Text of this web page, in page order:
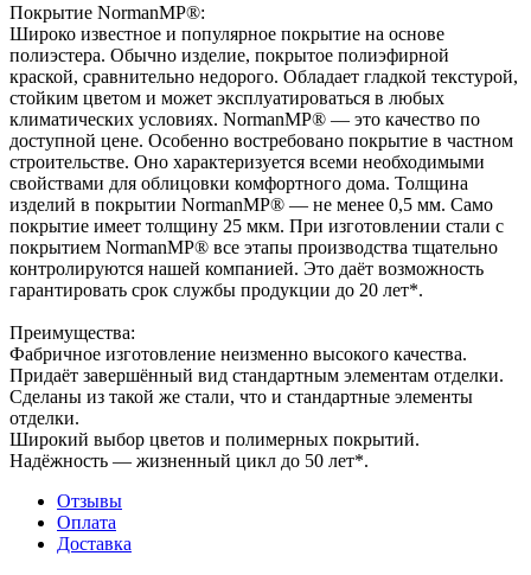
Покрытие NormanMP®:
Широко известное и популярное покрытие на основе
полиэстера. Обычно изделие, покрытое полиэфирной
краской, сравнительно недорого. Обладает гладкой текстурой,
стойким цветом и может эксплуатироваться в любых
климатических условиях. NormanMP® — это качество по
доступной цене. Особенно востребовано покрытие в частном
строительстве. Оно характеризуется всеми необходимыми
свойствами для облицовки комфортного дома. Толщина
изделий в покрытии NormanMP® — не менее 0,5 мм. Само
покрытие имеет толщину 25 мкм. При изготовлении стали с
покрытием NormanMP® все этапы производства тщательно
контролируются нашей компанией. Это даёт возможность
гарантировать срок службы продукции до 20 лет*.
Преимущества:
Фабричное изготовление неизменно высокого качества.
Придаёт завершённый вид стандартным элементам отделки.
Сделаны из такой же стали, что и стандартные элементы
отделки.
Широкий выбор цветов и полимерных покрытий.
Надёжность — жизненный цикл до 50 лет*.
Отзывы
Оплата
Доставка